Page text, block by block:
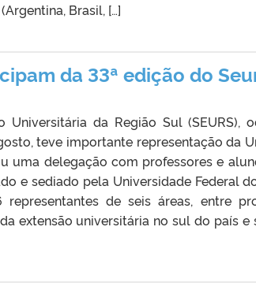
Brasil, […]
da 33ª edição do
Universitária da Região Sul (SEURS),
teve importante representação da
uma delegação com professores e
e sediado pela Universidade Federal
de seis áreas, entre
extensão universitária no sul do país e